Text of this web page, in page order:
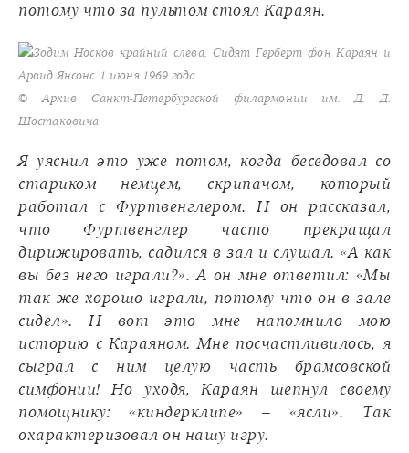
потому что за пультом стоял Караян.
Зодим Носков крайний слева. Сидят Герберт фон Караян и
Арвид Янсонс. 1 июня 1969 года.
© Архив Санкт-Петербургской филармонии им. Д. Д.
Шостаковича
Я уяснил это уже потом, когда беседовал со
стариком немцем, скрипачом, который
работал с Фуртвенглером. И он рассказал,
что Фуртвенглер часто прекращал
дирижировать, садился в зал и слушал. «А как
вы без него играли?». А он мне ответил: «Мы
так же хорошо играли, потому что он в зале
сидел». И вот это мне напомнило мою
историю с Караяном. Мне посчастливилось, я
сыграл с ним целую часть брамсовской
симфонии! Но уходя, Караян шепнул своему
помощнику: «киндерклипе» – «ясли». Так
охарактеризовал он нашу игру.